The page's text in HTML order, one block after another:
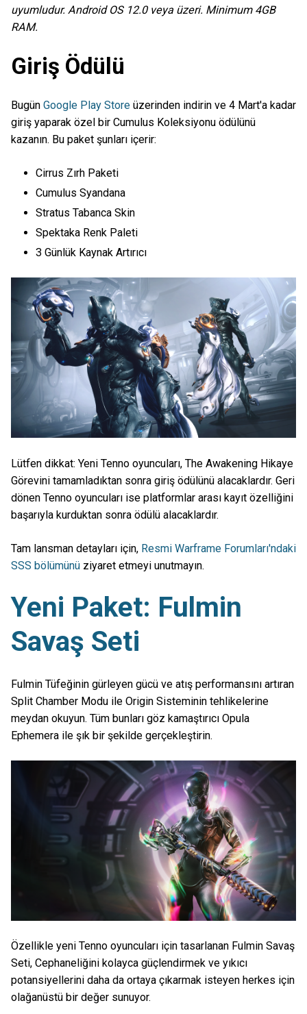
uyumludur. Android OS 12.0 veya üzeri. Minimum 4GB
RAM.
Giriş Ödülü
Bugün Google Play Store üzerinden indirin ve 4 Mart'a kadar
giriş yaparak özel bir Cumulus Koleksiyonu ödülünü
kazanın. Bu paket şunları içerir:
Cirrus Zırh Paketi
Cumulus Syandana
Stratus Tabanca Skin
Spektaka Renk Paleti
3 Günlük Kaynak Artırıcı
Lütfen dikkat: Yeni Tenno oyuncuları, The Awakening Hikaye
Görevini tamamladıktan sonra giriş ödülünü alacaklardır. Geri
dönen Tenno oyuncuları ise platformlar arası kayıt özelliğini
başarıyla kurduktan sonra ödülü alacaklardır.
Tam lansman detayları için, Resmi Warframe Forumları'ndaki
SSS bölümünü ziyaret etmeyi unutmayın.
Yeni Paket: Fulmin
Savaş Seti
Fulmin Tüfeğinin gürleyen gücü ve atış performansını artıran
Split Chamber Modu ile Origin Sisteminin tehlikelerine
meydan okuyun. Tüm bunları göz kamaştırıcı Opula
Ephemera ile şık bir şekilde gerçekleştirin.
Özellikle yeni Tenno oyuncuları için tasarlanan Fulmin Savaş
Seti, Cephaneliğini kolayca güçlendirmek ve yıkıcı
potansiyellerini daha da ortaya çıkarmak isteyen herkes için
olağanüstü bir değer sunuyor.